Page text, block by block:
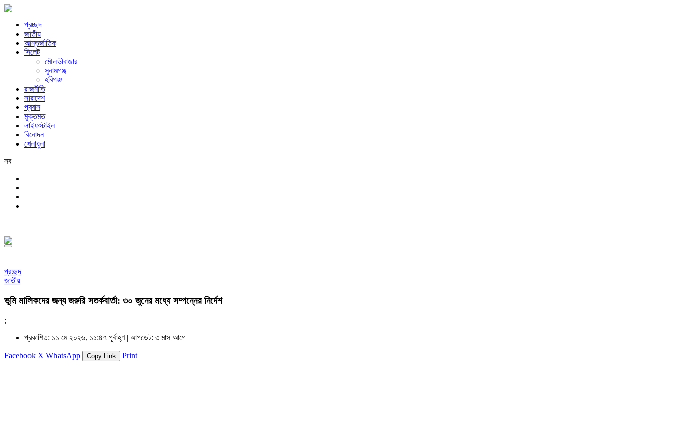
প্রচ্ছদ
জাতীয়
আন্তর্জাতিক
সিলেট
মৌলভীবাজার
সুনামগঞ্জ
হবিগঞ্জ
রাজনীতি
সারাদেশ
প্রবাস
মুক্তমত
লাইফস্টাইল
বিনোদন
খেলাধুলা
সব
প্রচ্ছদ
জাতীয়
ভূমি মালিকদের জন্য জরুরি সতর্কবার্তা: ৩০ জুনের মধ্যে সম্পন্নের নির্দেশ
;
প্রকাশিত: ১১ মে ২০২৬, ১১:৪৭ পূর্বাহ্ণ | আপডেট: ৩ মাস আগে
Facebook X WhatsApp Copy Link Print